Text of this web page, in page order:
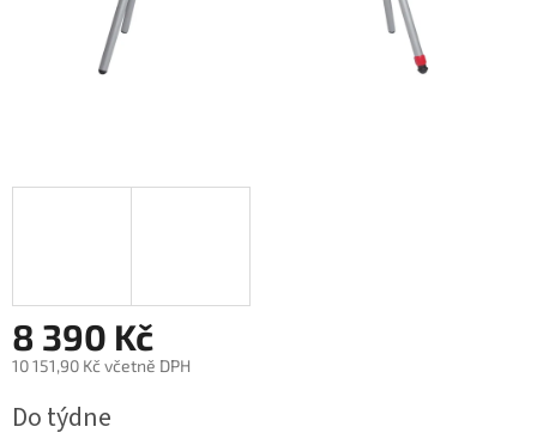
8 390 Kč
10 151,90 Kč včetně DPH
cena:
Do týdne